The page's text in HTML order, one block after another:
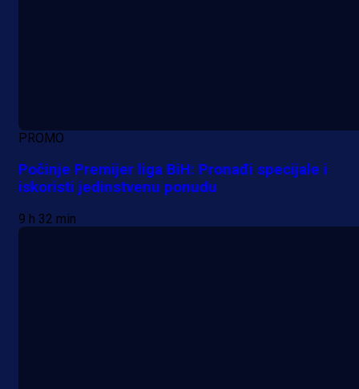
PROMO
Počinje Premijer liga BiH: Pronađi specijale i
iskoristi jedinstvenu ponudu
9 h 32 min